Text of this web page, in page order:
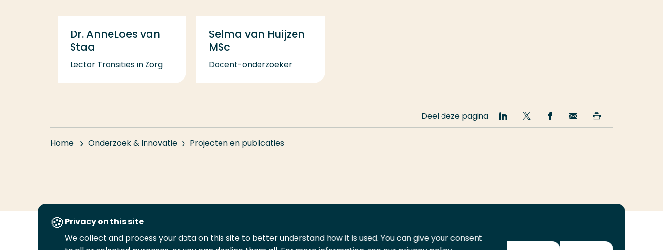
Dr. AnneLoes van
Staa
Lector Transities in Zorg
Selma van Huijzen
MSc
Docent-onderzoeker
Home Onderzoek & Innovatie Projecten en publicaties
Deel deze pagina
Deel
op
Deel
op
Deel
op
Email
deze deze
VolgVolgVolgVolg
Privacy on this site
We collect and process your data on this site to better understand how it is used. You can give your consent